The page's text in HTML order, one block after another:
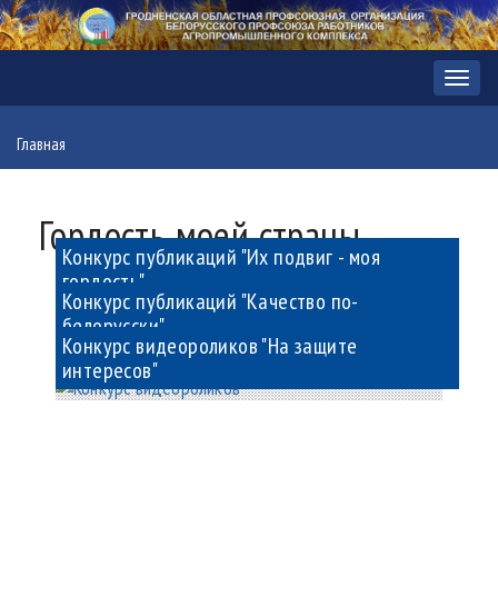
Меню
Главная
Гордость моей страны
Конкурс публикаций "Их подвиг - моя
гордость"
Конкурс публикаций "Качество по-
белорусски"
Конкурс видеороликов "На защите
интересов"